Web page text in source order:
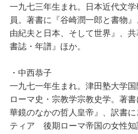
一九七三年生まれ。日本近代文
員。著書に『谷崎潤一郎と書物
由紀夫と日本、そして世界』、
書誌・年譜』ほか。
・中西恭子
一九七一年生まれ。津田塾大学
ローマ史・宗教学宗教史学。著
華鏡のなかの哲人皇帝』、訳書
ティア 後期ローマ帝国の女性知